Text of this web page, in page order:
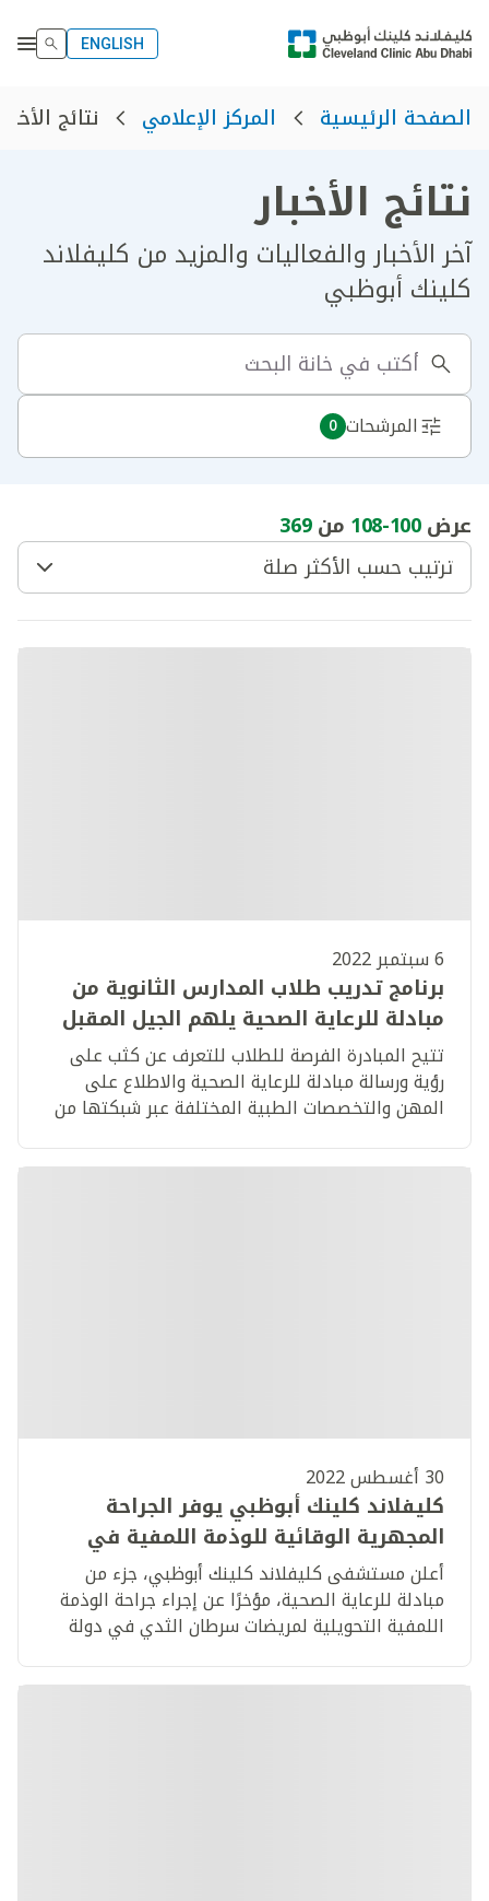
ENGLISH
الصفحة الرئيسية المركز الإعلامي نتائج
نتائج الأخبار
آخر الأخبار والفعاليات والمزيد من كليفلاند
كلينك أبوظبي
المرشحات 0
عرض100
-
108 من369
ترتيب حسب الأكثر صلة
6 سبتمبر 2022
برنامج تدريب طلاب المدارس الثانوية من
مبادلة للرعاية الصحية يلهم الجيل المقبل
من موظفي المستشفيات في دولة
الإمارات
تتيح المبادرة الفرصة للطلاب للتعرف عن كثب على
رؤية ورسالة مبادلة للرعاية الصحية والاطلاع على
المهن والتخصصات الطبية المختلفة عبر شبكتها من
30 أغسطس 2022
كليفلاند كلينك أبوظبي يوفر الجراحة
المجهرية الوقائية للوذمة اللمفية في
دولة الإمارات
أعلن مستشفى كليفلاند كلينك أبوظبي، جزء من
مبادلة للرعاية الصحية، مؤخرًا عن إجراء جراحة الوذمة
اللمفية التحويلية لمريضات سرطان الثدي في دولة
واحدة من كل خمس مريضات يعانين من حدوث الوذمة